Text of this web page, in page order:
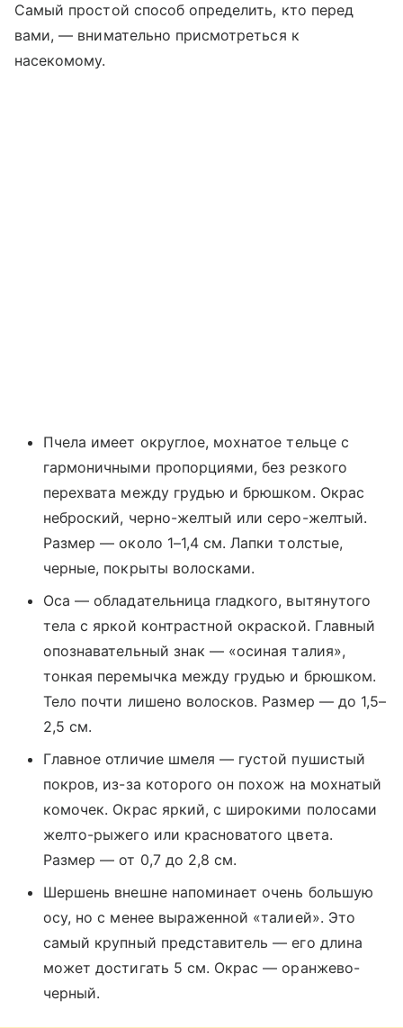
Самый простой способ определить, кто перед
вами, — внимательно присмотреться к
насекомому.
Пчела имеет округлое, мохнатое тельце с
гармоничными пропорциями, без резкого
перехвата между грудью и брюшком. Окрас
неброский, черно-желтый или серо-желтый.
Размер — около 1–1,4 см. Лапки толстые,
черные, покрыты волосками.
Оса — обладательница гладкого, вытянутого
тела с яркой контрастной окраской. Главный
опознавательный знак — «осиная талия»,
тонкая перемычка между грудью и брюшком.
Тело почти лишено волосков. Размер — до 1,5–
2,5 см.
Главное отличие шмеля — густой пушистый
покров, из-за которого он похож на мохнатый
комочек. Окрас яркий, с широкими полосами
желто-рыжего или красноватого цвета.
Размер — от 0,7 до 2,8 см.
Шершень внешне напоминает очень большую
осу, но с менее выраженной «талией». Это
самый крупный представитель — его длина
может достигать 5 см. Окрас — оранжево-
черный.